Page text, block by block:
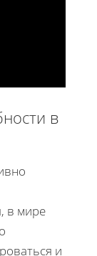
в
в мире
и